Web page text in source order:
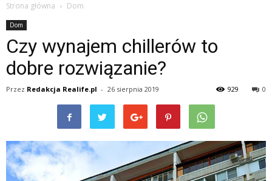
Strona główna Dom
Dom
Czy wynajem chillerów to
dobre rozwiązanie?
Przez Redakcja Realife.pl - 26 sierpnia 2019 0
929